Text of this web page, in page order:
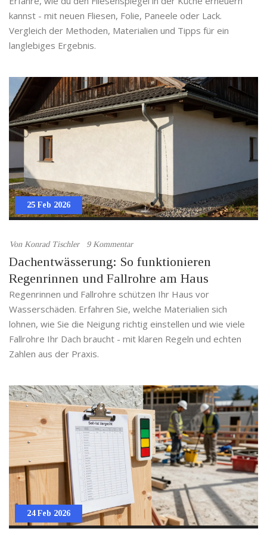
kannst - mit neuen Fliesen, Folie, Paneele oder Lack.
Vergleich der Methoden, Materialien und Tipps für ein
langlebiges Ergebnis.
25 Feb 2026
Von Konrad Tischler 9 Kommentar
Dachentwässerung: So funktionieren
Regenrinnen und Fallrohre am Haus
Regenrinnen und Fallrohre schützen Ihr Haus vor
Wasserschäden. Erfahren Sie, welche Materialien sich
lohnen, wie Sie die Neigung richtig einstellen und wie viele
Fallrohre Ihr Dach braucht - mit klaren Regeln und echten
Zahlen aus der Praxis.
24 Feb 2026